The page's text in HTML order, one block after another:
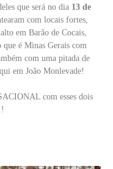
que será no dia 13 de
com locais fortes,
em Barão de Cocais,
é Minas Gerais com
com uma pitada de
em João Monlevade!
com esses dois